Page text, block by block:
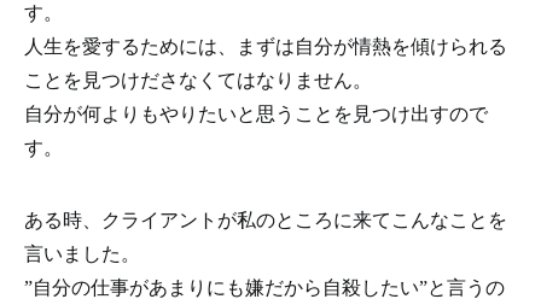
す。
人生を愛するためには、まずは自分が情熱を傾けられる
ことを見つけださなくてはなりません。
自分が何よりもやりたいと思うことを見つけ出すので
す。
ある時、クライアントが私のところに来てこんなことを
言いました。
”自分の仕事があまりにも嫌だから自殺したい”と言うの